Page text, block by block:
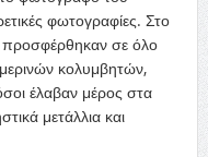
φωτογραφίες. Στο
προσφέρθηκαν σε όλο
κολυμβητών,
έλαβαν μέρος στα
μετάλλια και